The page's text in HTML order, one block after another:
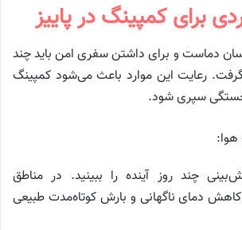
برای کمپینگ در پاییز
دماست و برای داشتن سفری امن باید چند
رعایت این موارد باعث می‌شود کمپینگ
خستگی سپری شود.
چند روز آینده را ببینید. در مناطق
کاهش دمای ناگهانی و بارش کوتاه‌مدت طبیعی